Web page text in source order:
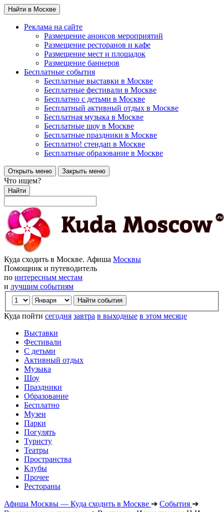
Найти в Москве
Реклама на сайте
Размещение анонсов мероприятий
Размещение ресторанов и кафе
Размещение мест и площадок
Размещение баннеров
Бесплатные события
Бесплатные выставки в Москве
Бесплатные фестивали в Москве
Бесплатно с детьми в Москве
Бесплатный активный отдых в Москве
Бесплатная музыка в Москве
Бесплатные шоу в Москве
Бесплатные праздники в Москве
Бесплатно! стендап в Москве
Бесплатные образование в Москве
Открыть меню Закрыть меню
Что ищем?
Найти
Куда сходить в Москве. Афиша Москвы
Помощник и путеводитель
по интересным местам
и лучшим событиям
Куда пойти сегодня завтра в выходные в этом месяце
Выставки
Фестивали
С детьми
Активный отдых
Музыка
Шоу
Праздники
Образование
Бесплатно
Музеи
Парки
Погулять
Туристу
Театры
Пространства
Клубы
Прочее
Рестораны
Афиша Москвы — Куда сходить в Москве ➔ События ➔